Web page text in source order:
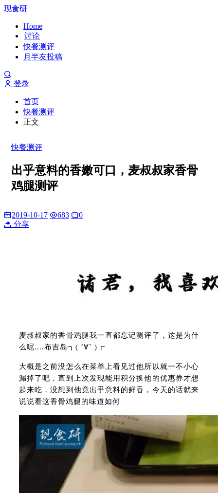
现食研
Home
讨论
快餐测评
月半友投稿
登录
首页
快餐测评
正文
快餐测评
出乎意料的香嫩可口，麦叔叔家香骨
鸡腿测评
2019-10-17 683
0
分享
麦叔叔家的香骨鸡腿我一直都忘记测评了，这是为什
么呢....布吉岛┓( ´∀` )┏
大概是之前没怎么在菜单上看见过他所以就一不小心
漏掉了吧，直到上次发现能用积分换他的优惠券才想
起来吃，没想到他竟出乎意料的鲜香，今天的话就来
说说看这香骨鸡腿的味道如何